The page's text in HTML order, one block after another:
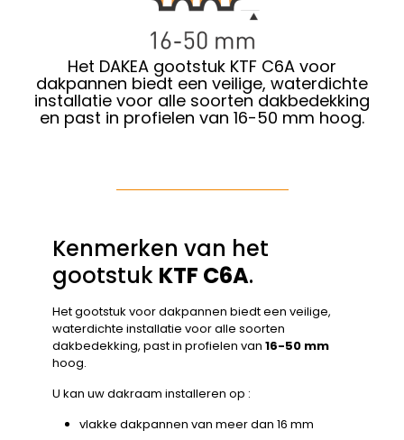
Het DAKEA gootstuk KTF C6A voor
dakpannen biedt een veilige, waterdichte
installatie voor alle soorten dakbedekking
en past in profielen van 16-50 mm hoog.
Kenmerken van het
gootstuk KTF C6A.
Het gootstuk voor dakpannen biedt een veilige,
waterdichte installatie voor alle soorten
dakbedekking, past in profielen van 16-50 mm
hoog.
U kan uw dakraam installeren op :
vlakke dakpannen van meer dan 16 mm